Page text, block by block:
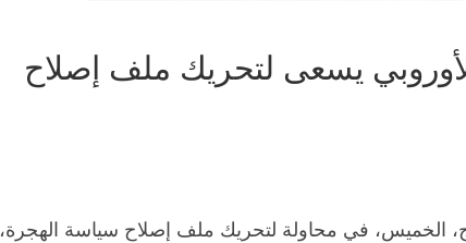
يسعى لتحريك ملف إصلاح
الخميس، في محاولة لتحريك ملف إصلاح سياسة الهجرة،